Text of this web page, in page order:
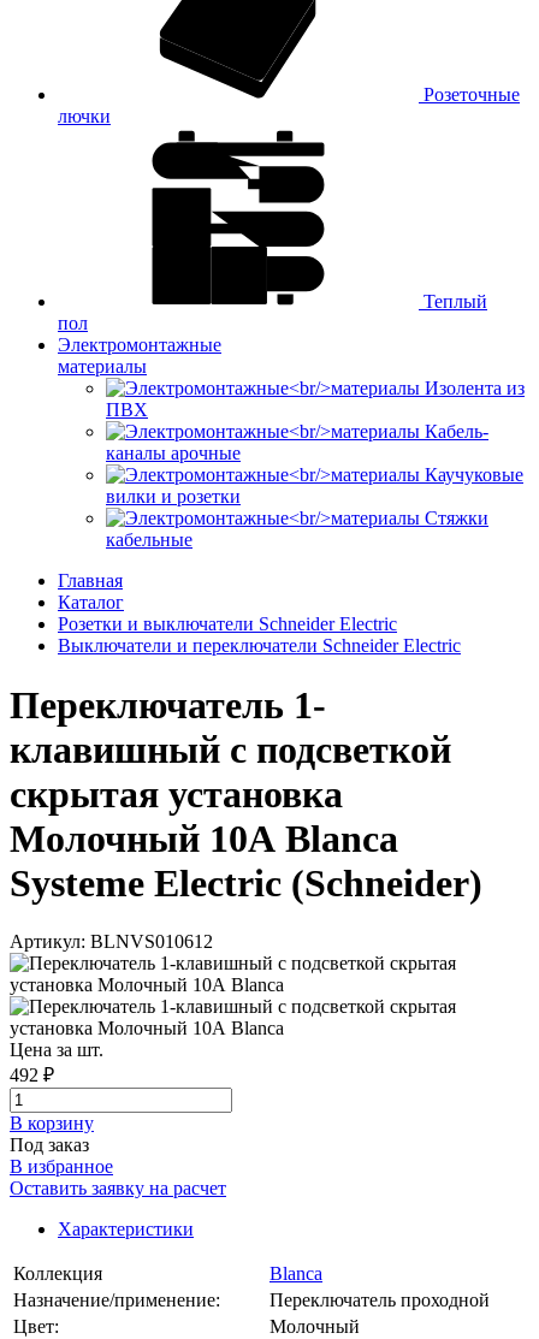
Розеточные
лючки
Теплый
пол
Электромонтажные
материалы
Изолента из
ПВХ
Кабель-
каналы арочные
Каучуковые
вилки и розетки
Стяжки
кабельные
Главная
Каталог
Розетки и выключатели Schneider Electric
Выключатели и переключатели Schneider Electric
Переключатель 1-
клавишный с подсветкой
скрытая установка
Молочный 10А Blanca
Systeme Electric (Schneider)
Артикул: BLNVS010612
Цена за шт.
492 ₽
В корзинy
Под заказ
В избранное
Оставить заявку на расчет
Характеристики
Коллекция
Blanca
Назначение/применение:
Переключатель проходной
Цвет:
Молочный